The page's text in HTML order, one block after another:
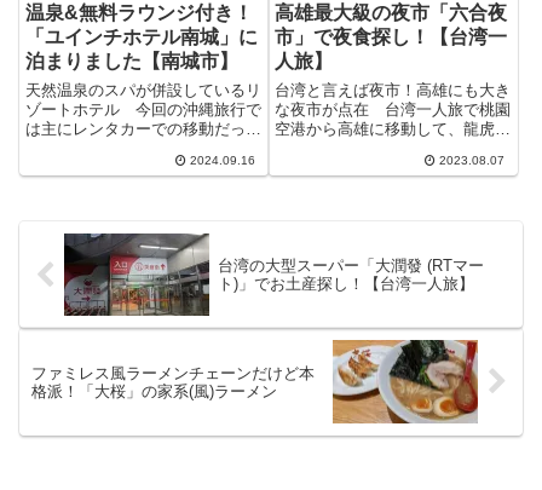
温泉&無料ラウンジ付き！
「ユインチホテル南城」に
泊まりました【南城市】
天然温泉のスパが併設しているリ
ゾートホテル 今回の沖縄旅行で
は主にレンタカーでの移動だった
ょっと郊外にあるホテルの方が都
2024.09.16
高雄最大級の夜市「六合夜
市」で夜食探し！【台湾一
人旅】
台湾と言えば夜市！高雄にも大き
な夜市が点在 台湾一人旅で桃園
空港から高雄に移動して、龍虎塔
らすっかり夜になって、ホテルに
2023.08.07
台湾の大型スーパー「大潤發 (RTマー
ト)」でお土産探し！【台湾一人旅】
ファミレス風ラーメンチェーンだけど本
格派！「大桜」の家系(風)ラーメン